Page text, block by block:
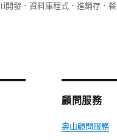
發．資料庫程式．進銷存．餐
顧問服務
壽山顧問服務